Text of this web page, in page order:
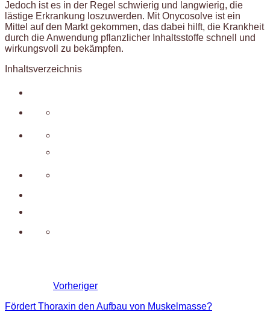
Jedoch ist es in der Regel schwierig und langwierig, die
lästige Erkrankung loszuwerden. Mit Onycosolve ist ein
Mittel auf den Markt gekommen, das dabei hilft, die Krankheit
durch die Anwendung pflanzlicher Inhaltsstoffe schnell und
wirkungsvoll zu bekämpfen.
Inhaltsverzeichnis
Vorheriger
Fördert Thoraxin den Aufbau von Muskelmasse?